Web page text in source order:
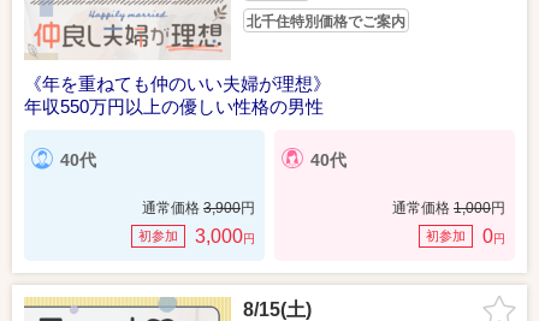
北千住特別価格でご案内
《年を重ねても仲のいい夫婦が理想》
年収550万円以上の優しい性格の男性
40代
通常価格 3,900円
初参加 3,000円
40代
通常価格 1,000円
初参加 0円
8/15(土)